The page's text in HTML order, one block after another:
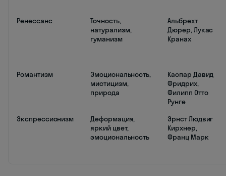
Ренессанс
Точность,
натурализм,
гуманизм
Альбрехт
Дюрер, Лукас
Кранах
Романтизм
Эмоциональность,
мистицизм,
природа
Каспар Давид
Фридрих,
Филипп Отто
Рунге
Экспрессионизм
Деформация,
яркий цвет,
эмоциональность
Эрнст Людвиг
Кирхнер,
Франц Марк